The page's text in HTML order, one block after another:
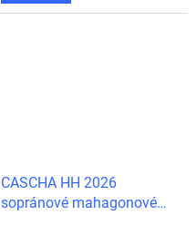
CASCHA HH 2026
sopránové mahagonové